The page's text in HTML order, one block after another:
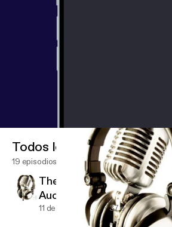
Todos los episodios
19 episodios
The Economist Magazine
Audio #01
11 de nov de 2019 37 s